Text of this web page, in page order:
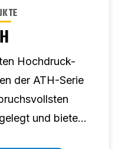
Hochdruck-
der ATH-Serie
und bieten